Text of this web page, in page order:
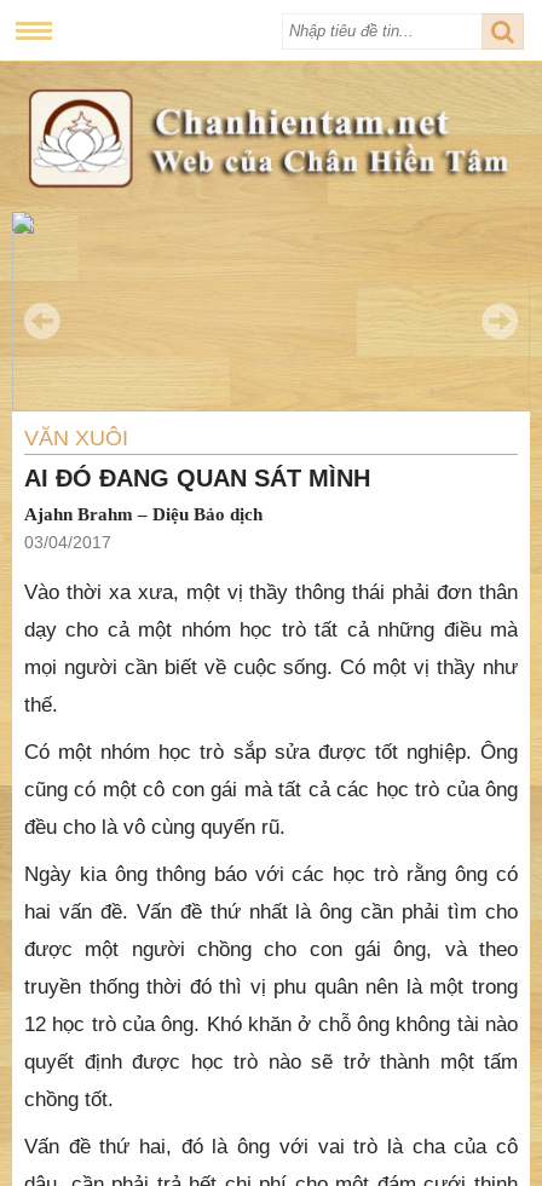
VĂN XUÔI
AI ĐÓ ĐANG QUAN SÁT MÌNH
Ajahn Brahm – Diệu Bảo dịch
03/04/2017
Vào thời xa xưa, một vị thầy thông thái phải đơn thân
dạy cho cả một nhóm học trò tất cả những điều mà
mọi người cần biết về cuộc sống. Có một vị thầy như
thế.
Có một nhóm học trò sắp sửa được tốt nghiệp. Ông
cũng có một cô con gái mà tất cả các học trò của ông
đều cho là vô cùng quyến rũ.
Ngày kia ông thông báo với các học trò rằng ông có
hai vấn đề. Vấn đề thứ nhất là ông cần phải tìm cho
được một người chồng cho con gái ông, và theo
truyền thống thời đó thì vị phu quân nên là một trong
12 học trò của ông. Khó khăn ở chỗ ông không tài nào
quyết định được học trò nào sẽ trở thành một tấm
chồng tốt.
Vấn đề thứ hai, đó là ông với vai trò là cha của cô